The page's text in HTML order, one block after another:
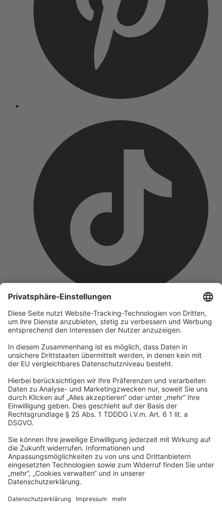
Unternehmen
Wir sind Teil der REWE Group und ihrer Touristiksparte
DERTOUR Group. Damit gehören wir zu einer der größten
touristischen Unternehmensgruppen in Europa.
© 2026A-ROSA Hotels
Presse
Datenschutz